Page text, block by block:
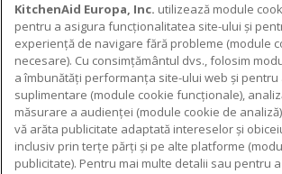
DESPRE KITCHENAID
Despre KitchenAid
Istoria mărcii
ODR
PRODUSELE NOASTRE
Electrocasnice mici
KitchenAid Europa, Inc. utilizează module
pentru a asigura funcționalitatea site-ului și
experiență de navigare fără probleme (module
necesare). Cu consimțământul dvs., folosim
a îmbunătăți performanța site-ului web și
suplimentare (module cookie funcționale),
măsurare a audienței (module cookie de
vă arăta publicitate adaptată intereselor și
inclusiv prin terțe părți și pe alte platforme
publicitate). Pentru mai multe detalii sau pentru